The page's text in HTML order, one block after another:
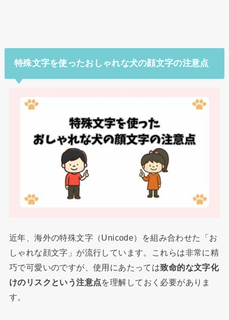
特殊文字を使ったおしゃれな犬の顔文字の注意点
近年、海外の特殊文字（Unicode）を組み合わせた「お
しゃれな顔文字」が流行しています。これらは非常に精
巧で可愛いのですが、使用にあたっては致命的な文字化
けのリスクという注意点を理解しておく必要がありま
す。